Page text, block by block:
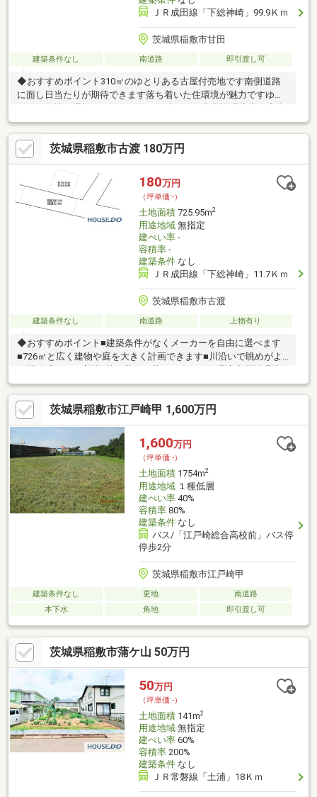
ＪＲ成田線「下総神崎」99.9Ｋｍ
茨城県稲敷市甘田
建築条件なし 南道路 即引渡し可
◆おすすめポイント310㎡のゆとりある古屋付売地です南側道路
に面し日当たりが期待できます落ち着いた住環境が魅力ですゆと
茨城県稲敷市古渡 180万円
180万円
（坪単価:-）
土地面積725.95m2
用途地域無指定
建ぺい率-
容積率-
建築条件なし
ＪＲ成田線「下総神崎」11.7Ｋｍ
茨城県稲敷市古渡
建築条件なし 南道路 上物有り
◆おすすめポイント■建築条件がなくメーカーを自由に選べます
■726㎡と広く建物や庭を大きく計画できます■川沿いで眺めがよ
く開放感のある立地■落ち着いた暮らしやすい住環境◆周辺環境■
桜川小学校まで徒歩約22分■桜川中学校まで車で約8分■スーパー
まで車で約9分■下総神崎駅まで車で約20分◆ご案内土地の広さや
周辺の様子は現地でご確認いただけます。お気軽にお問い合わせ
ください。
茨城県稲敷市江戸崎甲 1,600万円
1,600万円
（坪単価:-）
土地面積1754m2
用途地域１種低層
建ぺい率40%
容積率80%
建築条件なし
バス/「江戸崎総合高校前」バス停
停歩2分
茨城県稲敷市江戸崎甲
建築条件なし 更地
南道路
本下水
角地 即引渡し可
茨城県稲敷市蒲ケ山 50万円
50万円
（坪単価:-）
土地面積141m2
用途地域無指定
建ぺい率60%
容積率200%
建築条件なし
ＪＲ常磐線「土浦」18Ｋｍ